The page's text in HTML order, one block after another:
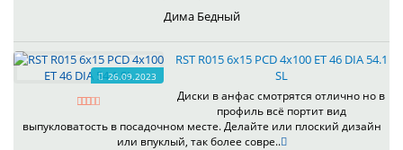
Дима Бедный
26.09.2023
RST R015 6x15 PCD 4x100 ET 46 DIA 54.1
SL
Диски в анфас смотрятся отлично но в
профиль всё портит вид
выпукловатость в посадочном месте. Делайте или плоский дизайн
или впуклый, так более совре..